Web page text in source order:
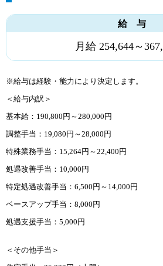
給 与
月給 254,644～
※給与は経験・能力により決定します。
＜給与内訳＞
基本給：190,800円～280,000円
調整手当：19,080円～28,000円
特殊業務手当：15,264円～22,400円
処遇改善手当：10,000円
特定処遇改善手当：6,500円～14,000円
ベースアップ手当：8,000円
処遇支援手当：5,000円
＜その他手当＞